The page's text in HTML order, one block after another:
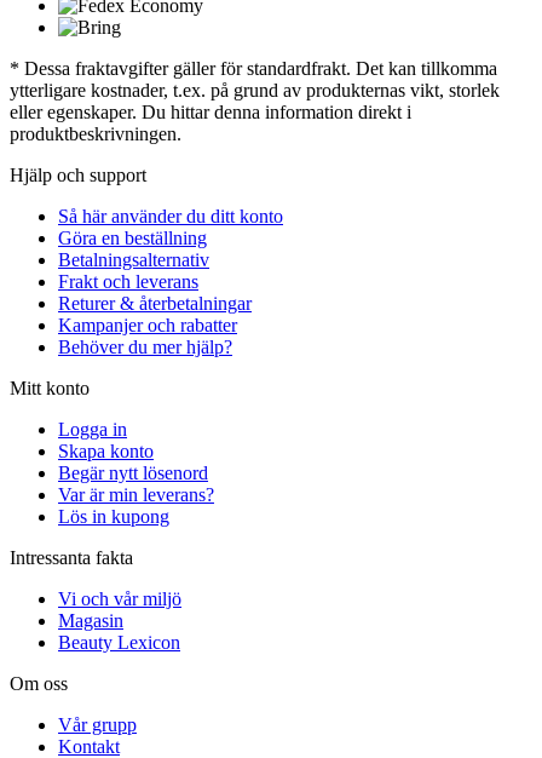
* Dessa fraktavgifter gäller för standardfrakt. Det kan tillkomma
ytterligare kostnader, t.ex. på grund av produkternas vikt, storlek
eller egenskaper. Du hittar denna information direkt i
produktbeskrivningen.
Hjälp och support
Så här använder du ditt konto
Göra en beställning
Betalningsalternativ
Frakt och leverans
Returer & återbetalningar
Kampanjer och rabatter
Behöver du mer hjälp?
Mitt konto
Logga in
Skapa konto
Begär nytt lösenord
Var är min leverans?
Lös in kupong
Intressanta fakta
Vi och vår miljö
Magasin
Beauty Lexicon
Om oss
Vår grupp
Kontakt